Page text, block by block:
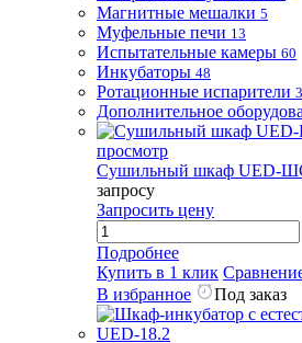
Магнитные мешалки 5
Муфельные печи 13
Испытательные камеры 60
Инкубаторы 48
Ротационные испарители 3
Дополнительное
просмотр
Сушильный шкаф UED-
запросу
Запросить цену
Подробнее
Купить в 1 клик
В избранное
Под заказ